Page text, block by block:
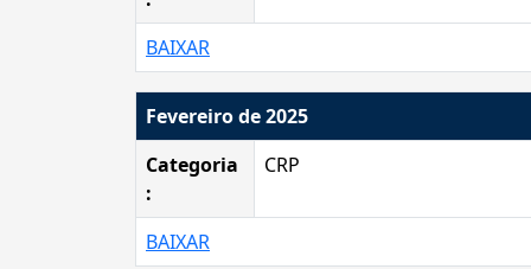
BAIXAR
Fevereiro de 2025
Categoria
:
CRP
BAIXAR